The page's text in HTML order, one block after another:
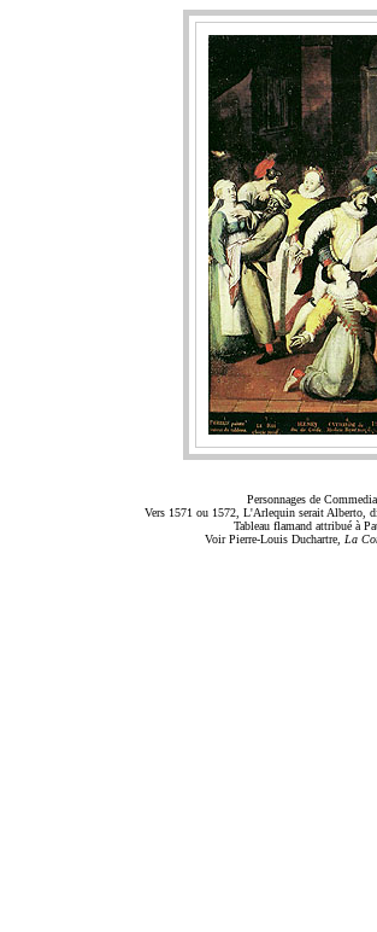
Personnages de
Vers 1571 ou 1572, L'Arlequin serait Alberto,
Tableau flamand attribué à
Voir Pierre-Louis Duchartre,
La